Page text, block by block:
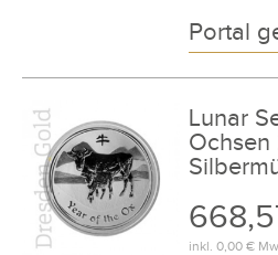
Portal
Lunar
Ochsen
inkl. 0,00 €